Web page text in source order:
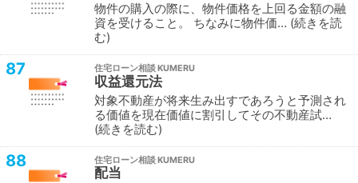
物件の購入の際に、物件価格を上回る金額の融
資を受けること。 ちなみに物件価… 続きを読
む
87 住宅ローン相談
収益還元法
対象不動産が将来生み出すであろうと予測され
る価値を現在価値に割引してその不動産試…
続きを読む
88 住宅ローン相談
配当